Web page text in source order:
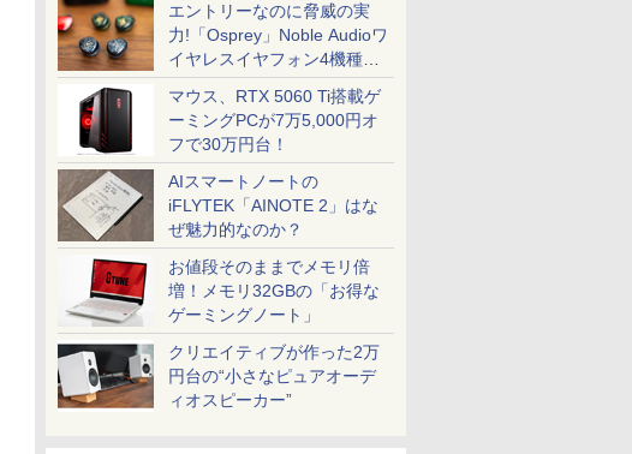
エントリーなのに脅威の実
力!「Osprey」Noble Audioワ
イヤレスイヤフォン4機種を
一気に聴く
マウス、RTX 5060 Ti搭載ゲ
ーミングPCが7万5,000円オ
フで30万円台！
AIスマートノートの
iFLYTEK「AINOTE 2」はな
ぜ魅力的なのか？
お値段そのままでメモリ倍
増！メモリ32GBの「お得な
ゲーミングノート」
クリエイティブが作った2万
円台の“小さなピュアオーデ
ィオスピーカー”